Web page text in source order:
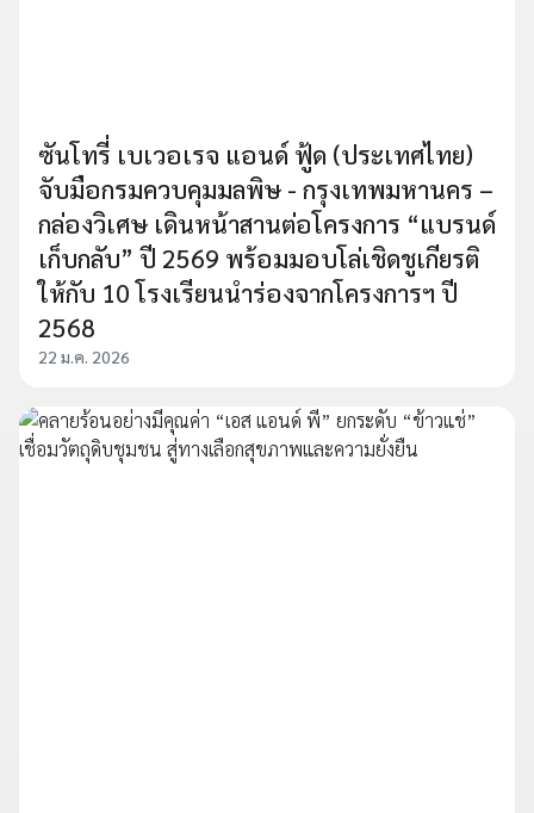
ซันโทรี่ เบเวอเรจ แอนด์ ฟู้ด (ประเทศไทย)
จับมือกรมควบคุมมลพิษ - กรุงเทพมหานคร –
กล่องวิเศษ เดินหน้าสานต่อโครงการ “แบรนด์
เก็บกลับ” ปี 2569 พร้อมมอบโล่เชิดชูเกียรติ
ให้กับ 10 โรงเรียนนำร่องจากโครงการฯ ปี
2568
22 ม.ค. 2026